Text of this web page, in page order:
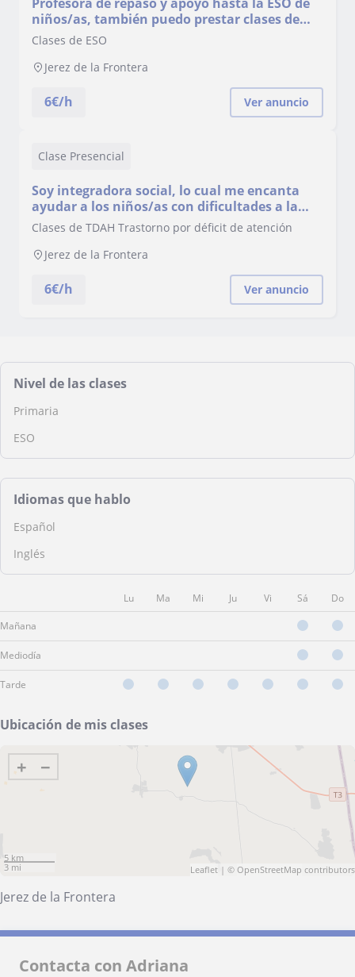
niños/as, también puedo prestar clases de
apoyo a personas que estudien grado
de administración
Clases de ESO
Jerez de la Frontera
6€/h Ver anuncio
Clase Presencial
Soy integradora social, lo cual me encanta
ayudar a los niños/as con dificultades a la
hora de su aprendizaje, estoy aquí para
ayudarte a superar tus obstáculos
Clases de TDAH Trastorno por déficit de atención
Jerez de la Frontera
6€/h Ver anuncio
Nivel de las clases
Primaria
ESO
Idiomas que hablo
Español
Inglés
Lu Ma Mi Ju Vi Sá Do
Mañana
Mediodía
Tarde
Ubicación de mis clases
+ −
5 km
3 mi
Leaflet | © OpenStreetMap contributors
Jerez de la Frontera
Contacta con Adriana